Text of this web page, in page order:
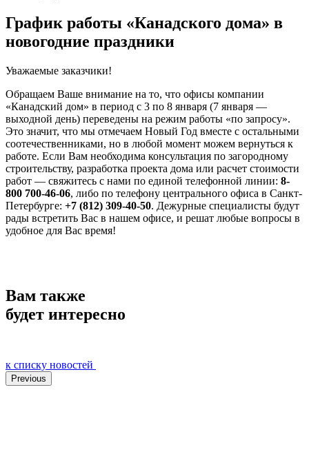
График работы «Канадского дома» в
новогодние праздники
Уважаемые заказчики!
Обращаем Ваше внимание на то, что офисы компании
«Канадский дом» в период с 3 по 8 января (7 января —
выходной день) переведены на режим работы «по запросу».
Это значит, что мы отмечаем Новый Год вместе с остальными
соотечественниками, но в любой момент можем вернуться к
работе. Если Вам необходима консультация по загородному
строительству, разработка проекта дома или расчет стоимости
работ — свяжитесь с нами по единой телефонной линии: 8-
800 700-46-06, либо по телефону центрального офиса в Санкт-
Петербурге: +7 (812) 309-40-50. Дежурные специалисты будут
рады встретить Вас в нашем офисе, и решат любые вопросы в
удобное для Вас время!
Вам также
будет интересно
к списку новостей
Previous